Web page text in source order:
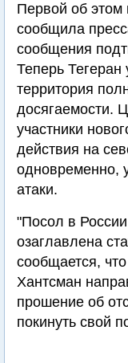
Первой об этом
сообщила
сообщения
Теперь Тегеран
территория
досягаемости.
участники
действия на
одновременно,
атаки.
"Посол в
озаглавлена
сообщается,
Хантсман
прошение об
покинуть свой